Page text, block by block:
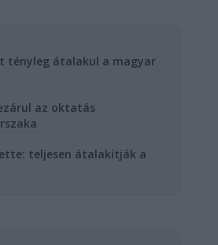
tényleg átalakul a magyar
az oktatás
teljesen átalakítják a